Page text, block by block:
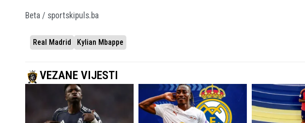
Beta / sportskipuls.ba
Real Madrid Kylian Mbappe
VEZANE VIJESTI